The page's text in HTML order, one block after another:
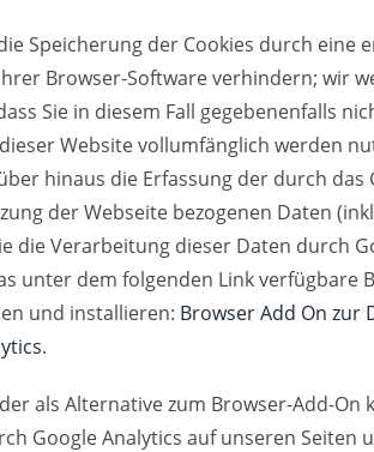
Speicherung der Cookies durch eine
Browser-Software verhindern; wir
Sie in diesem Fall gegebenenfalls
Website vollumfänglich werden
hinaus die Erfassung der durch das
der Webseite bezogenen Daten
die Verarbeitung dieser Daten durch
unter dem folgenden Link verfügbare
und installieren: Browser Add On zur
.
als Alternative zum Browser-Add-On
Google Analytics auf unseren Seiten